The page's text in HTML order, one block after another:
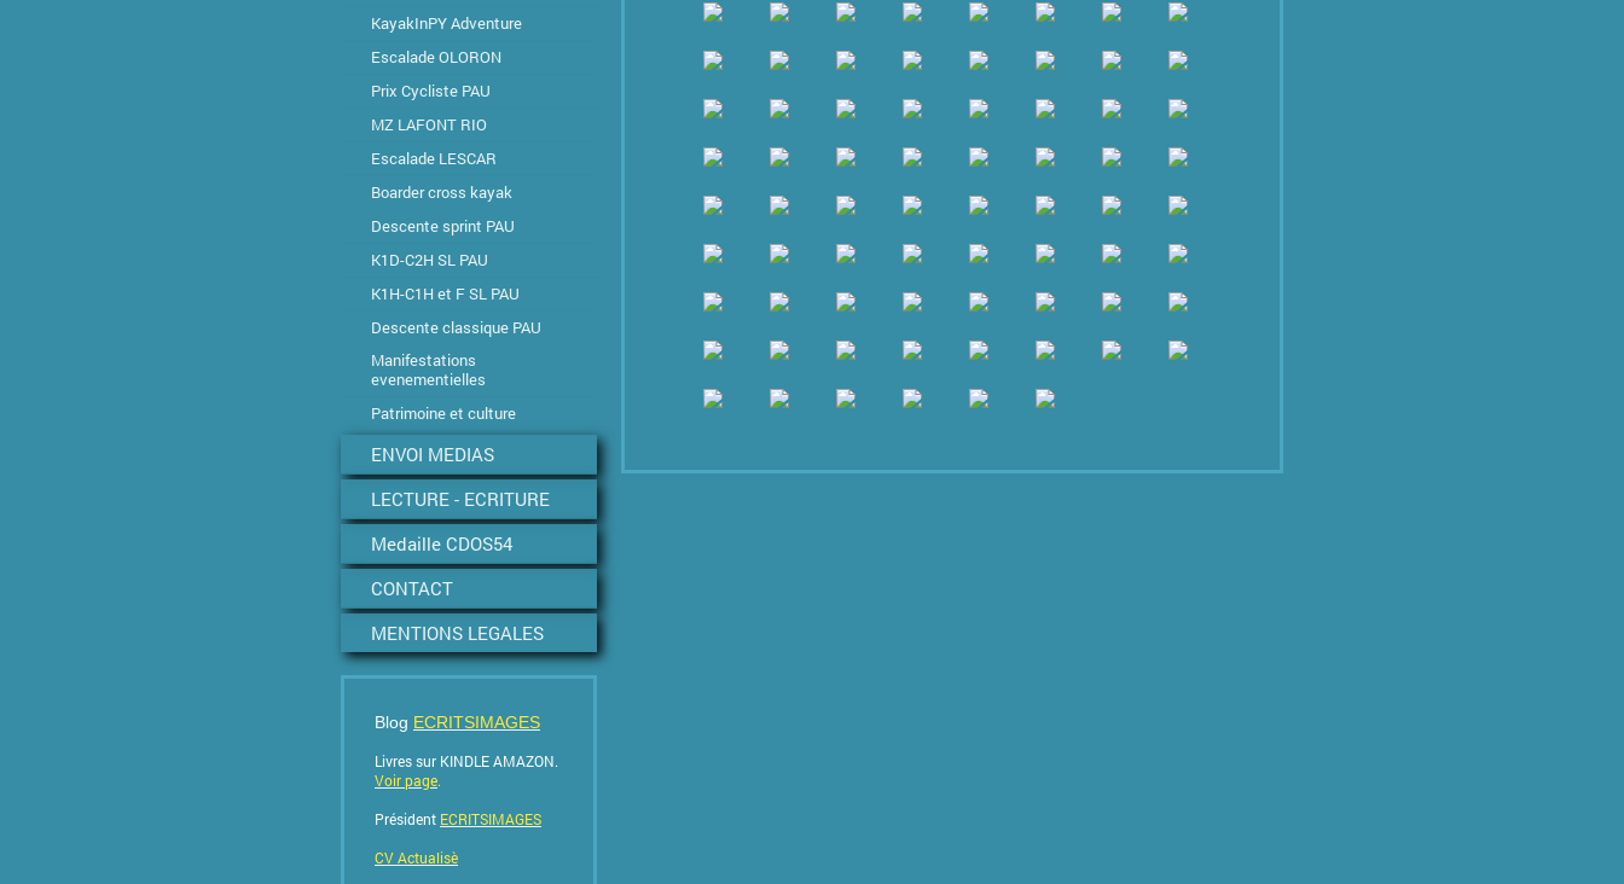
KayakInPY Adventure
Escalade OLORON
Prix Cycliste PAU
MZ LAFONT RIO
Escalade LESCAR
Boarder cross kayak
Descente sprint PAU
K1D-C2H SL PAU
K1H-C1H et F SL PAU
Descente classique PAU
Manifestations
evenementielles
Patrimoine et culture
ENVOI MEDIAS
LECTURE - ECRITURE
Medaille CDOS54
CONTACT
MENTIONS LEGALES
Blog ECRITSIMAGES
Livres sur KINDLE AMAZON.
Voir page.
Président ECRITSIMAGES
CV Actualisè